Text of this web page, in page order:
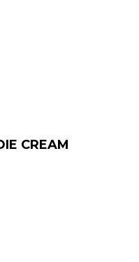
CREAM